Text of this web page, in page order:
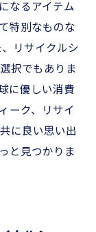
なるアイテム
特別なものな
リサイクルシ
択でもありま
に優しい消費
ーク、リサイ
に良い思い出
と見つかりま